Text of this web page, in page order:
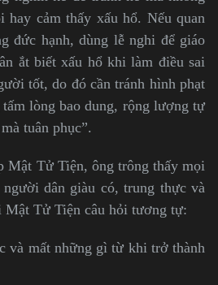
cảm thấy xấu hổ. Nếu quan
đức hạnh, dùng lễ nghi để giáo
ắt biết xấu hổ khi làm điều sai
tốt, do đó cần tránh hình phạt
lòng bao dung, rộng lượng tự
tuân phục”.
Mật Tử Tiện, ông trông thấy mọi
dân giàu có, trung thực và
Mật Tử Tiện câu hỏi tương tự:
và mất những gì từ khi trở thành